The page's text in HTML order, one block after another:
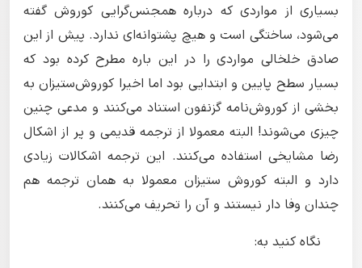
بسیاری از مواردی که درباره همجنس‌گرایی کوروش گفته
می‌شود، ساختگی است و هیچ پشتوانه‌ای ندارد. پیش از این
صادق خلخالی مواردی را در این باره مطرح کرده بود که
بسیار سطح پایین و ابتدایی بود اما اخیرا کوروش‌ستیزان به
بخشی از کوروش‌نامه گزنفون استناد می‌کنند و مدعی چنین
چیزی می‌شوند! البته معمولا از ترجمه قدیمی و پر از اشکال
رضا مشایخی استفاده می‌کنند. این ترجمه اشکالات زیادی
دارد و البته کوروش ستیزان معمولا به همان ترجمه هم
چندان وفا دار نیستند و آن را تحریف می‌کنند.
نگاه کنید به: